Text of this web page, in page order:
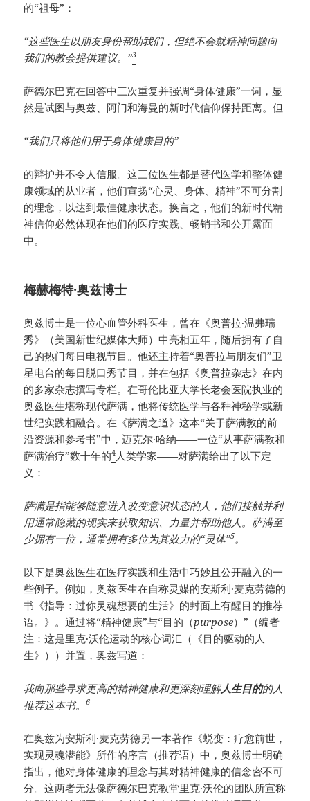
的“祖母”：
“这些医生以朋友身份帮助我们，但绝不会就精神问题向
我们的教会提供建议。”3
萨德尔巴克在回答中三次重复并强调“身体健康”一词，显
然是试图与奥兹、阿门和海曼的新时代信仰保持距离。但
“我们只将他们用于身体健康目的”
的辩护并不令人信服。这三位医生都是替代医学和整体健
康领域的从业者，他们宣扬“心灵、身体、精神”不可分割
的理念，以达到最佳健康状态。换言之，他们的新时代精
神信仰必然体现在他们的医疗实践、畅销书和公开露面
中。
梅赫梅特·奥兹博士
奥兹博士是一位心血管外科医生，曾在《奥普拉·温弗瑞
秀》（美国新世纪媒体大师）中亮相五年，随后拥有了自
己的热门每日电视节目。他还主持着“奥普拉与朋友们”卫
星电台的每日脱口秀节目，并在包括《奥普拉杂志》在内
的多家杂志撰写专栏。在哥伦比亚大学长老会医院执业的
奥兹医生堪称现代萨满，他将传统医学与各种神秘学或新
世纪实践相融合。在《萨满之道》这本“关于萨满教的前
沿资源和参考书”中，迈克尔·哈纳——一位“从事萨满教和
萨满治疗”数十年的4人类学家——对萨满给出了以下定
义：
萨满是指能够随意进入改变意识状态的人，他们接触并利
用通常隐藏的现实来获取知识、力量并帮助他人。萨满至
少拥有一位，通常拥有多位为其效力的“灵体”5。
以下是奥兹医生在医疗实践和生活中巧妙且公开融入的一
些例子。例如，奥兹医生在自称灵媒的安斯利·麦克劳德的
书《指导：过你灵魂想要的生活》的封面上有醒目的推荐
语。》。通过将“精神健康”与“目的（purpose）”（编者
注：这是里克·沃伦运动的核心词汇（《目的驱动的人
生》））并置，奥兹写道：
我向那些寻求更高的精神健康和更深刻理解人生目的的人
推荐这本书。6
在奥兹为安斯利·麦克劳德另一本著作《蜕变：疗愈前世，
实现灵魂潜能》所作的序言（推荐语）中，奥兹博士明确
指出，他对身体健康的理念与其对精神健康的信念密不可
分。这两者无法像萨德尔巴克教堂里克·沃伦的团队所宣称